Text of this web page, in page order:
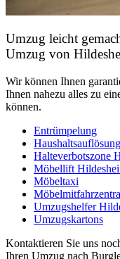
Umzug leicht
Umzug von
Wir können Ihnen
Ihnen nahezu alles zu
können.
Entrümpelung
Halteverbotszone
Möbellift
Möbeltaxi
Umzugshelfer
Umzugskartons
Kontaktieren Sie uns
Ihren Umzug nach